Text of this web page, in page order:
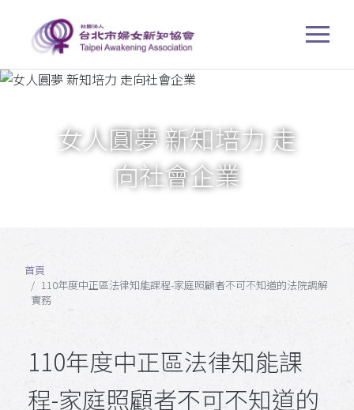
女人圓夢 新知培力 走
向社會企業
首頁
110年度中正區法律知能課程-家庭照顧者不可不知道的法院調解
實務
110年度中正區法律知能課
程-家庭照顧者不可不知道的